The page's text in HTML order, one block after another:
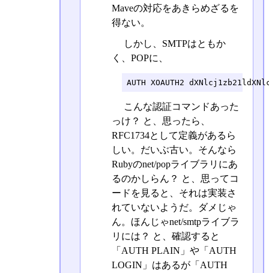
Maveの対応をあきらめざるを
得ない。
しかし、SMTPはともか
く、POPに、
AUTH XOAUTH2
こんな認証コマンドあった
っけ？ と、思ったら、
RFC1734として定義があるら
しい。だいぶ古い。そんなら
Rubyのnet/popライブラリにあ
るのかしらん？ と、思ってコ
ードを見ると、それは実装さ
れていないようだ。ダメじゃ
ん。ほんじゃnet/smtpライブラ
リには？ と、確認すると
「AUTH PLAIN」や「AUTH
LOGIN」はあるが「AUTH